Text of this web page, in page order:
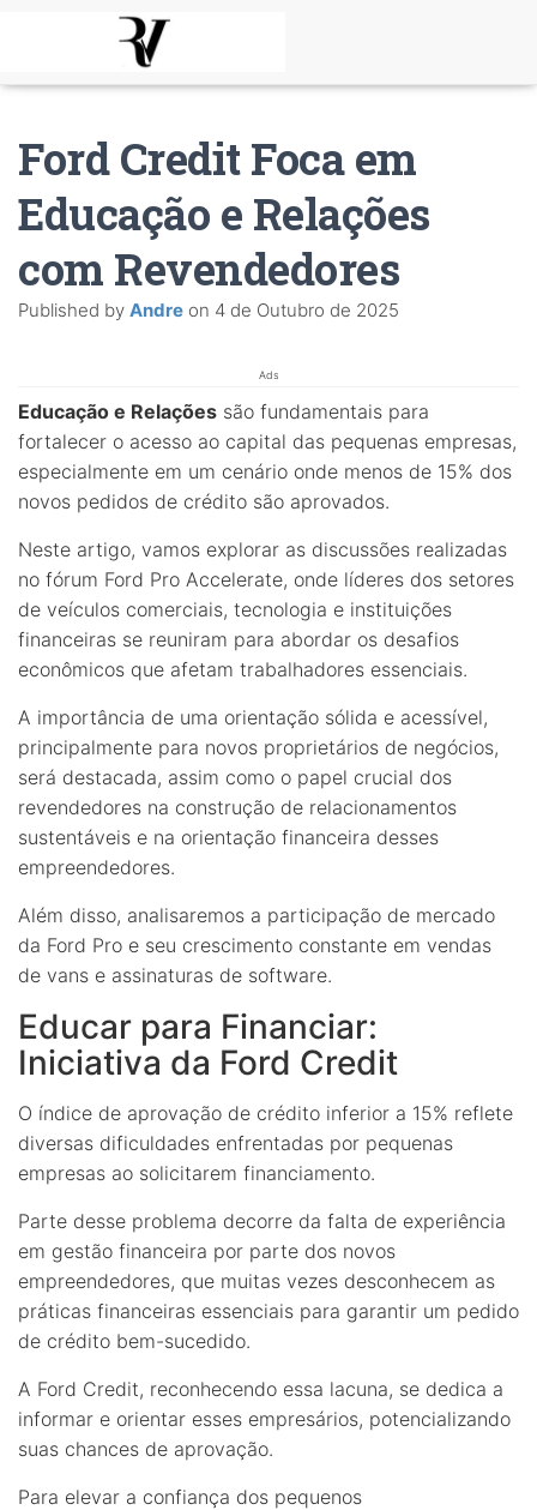
Ford Credit Foca em
Educação e Relações
com Revendedores
Published by Andre on 4 de Outubro de 2025
Ads
Educação e Relações são fundamentais para
fortalecer o acesso ao capital das pequenas empresas,
especialmente em um cenário onde menos de 15% dos
novos pedidos de crédito são aprovados.
Neste artigo, vamos explorar as discussões realizadas
no fórum Ford Pro Accelerate, onde líderes dos setores
de veículos comerciais, tecnologia e instituições
financeiras se reuniram para abordar os desafios
econômicos que afetam trabalhadores essenciais.
A importância de uma orientação sólida e acessível,
principalmente para novos proprietários de negócios,
será destacada, assim como o papel crucial dos
revendedores na construção de relacionamentos
sustentáveis e na orientação financeira desses
empreendedores.
Além disso, analisaremos a participação de mercado
da Ford Pro e seu crescimento constante em vendas
de vans e assinaturas de software.
Educar para Financiar:
Iniciativa da Ford Credit
O índice de aprovação de crédito inferior a 15% reflete
diversas dificuldades enfrentadas por pequenas
empresas ao solicitarem financiamento.
Parte desse problema decorre da falta de experiência
em gestão financeira por parte dos novos
empreendedores, que muitas vezes desconhecem as
práticas financeiras essenciais para garantir um pedido
de crédito bem-sucedido.
A Ford Credit, reconhecendo essa lacuna, se dedica a
informar e orientar esses empresários, potencializando
suas chances de aprovação.
Para elevar a confiança dos pequenos